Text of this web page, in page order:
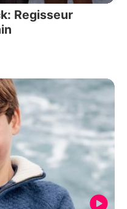
Regisseur